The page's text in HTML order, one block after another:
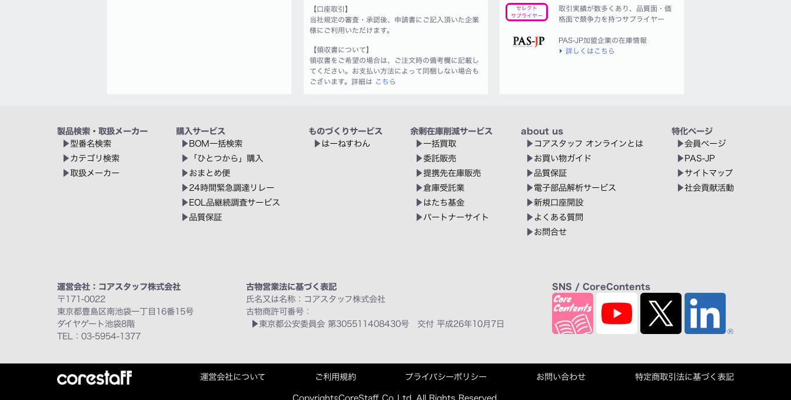
【口座取引】
当社規定の審査・承認後、申請書にご記入頂いた企業
様にご利用いただけます。
【領収書について】
領収書をご希望の場合は、ご注文時の備考欄に記載し
てください。お支払い方法によって同梱しない場合も
ございます。詳細は こちら
セレクト
サプライヤー
取引実績が数多くあり、品質面・価
格面で競争力を持つサプライヤー
PAS-JP加盟企業の在庫情報
詳しくはこちら
製品検索・取扱メーカー
型番名検索
カテゴリ検索
取扱メーカー
購入サービス
BOM一括検索
「ひとつから」購入
おまとめ便
24時間緊急調達リレー
EOL品継続調査サービス
品質保証
ものづくりサービス
はーねすわん
余剰在庫削減サービス
一括買取
委託販売
提携先在庫販売
倉庫受託業
はたち基金
パートナーサイト
about us
コアスタッフ オンラインとは
お買い物ガイド
品質保証
電子部品解析サービス
新規口座開設
よくある質問
お問合せ
特化ページ
会員ページ
PAS-JP
サイトマップ
社会貢献活動
運営会社：コアスタッフ株式会社
〒171-0022
東京都豊島区南池袋一丁目16番15号
ダイヤゲート池袋8階
TEL：03-5954-1377
古物営業法に基づく表記
氏名又は名称：コアスタッフ株式会社
古物商許可番号：
東京都公安委員会 第305511408430号 交付 平成26年10月7日
SNS / CoreContents
運営会社について ご利用規約 プライバシーポリシー お問い合わせ 特定商取引法に基づく表記
Copyright©CoreStaff Co.,Ltd. All Rights Reserved.